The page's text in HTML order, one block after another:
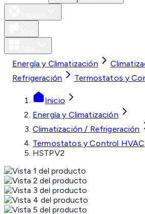
Energía y Climatización
Refrigeración
Termostatos y
Inicio
Energía y Climatización
Climatización / Refrigeración
Termostatos y Control HVAC
HSTPV2